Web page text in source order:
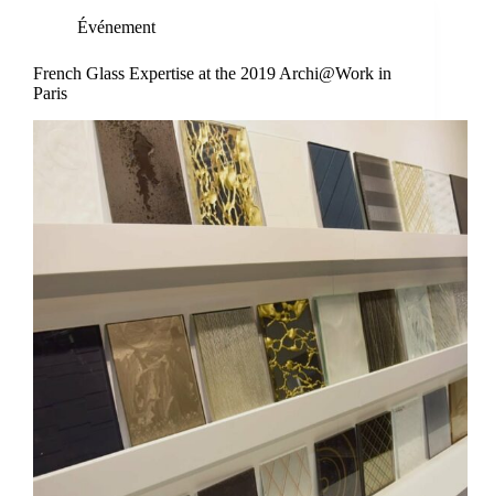
Événement
French Glass Expertise at the 2019 Archi@Work in
Paris